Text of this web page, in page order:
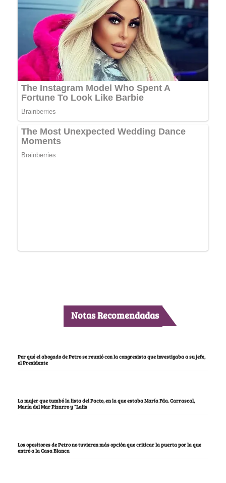
Notas Recomendadas
Por qué el abogado de Petro se reunió con la congresista que investigaba a su jefe,
el Presidente
La mujer que tumbó la lista del Pacto, en la que estaba María Fda. Carrascal,
María del Mar Pizarro y “Lalis
Los opositores de Petro no tuvieron más opción que criticar la puerta por la que
entró a la Casa Blanca